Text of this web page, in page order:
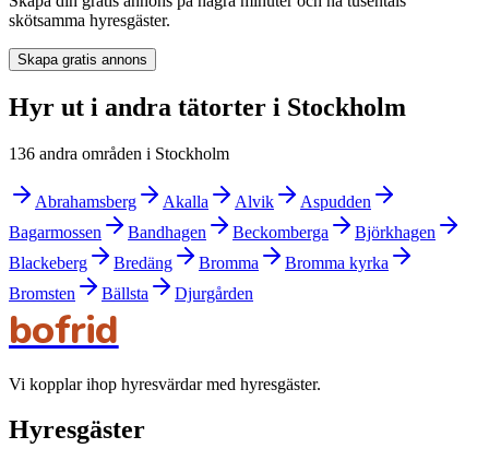
skötsamma hyresgäster.
Skapa gratis annons
Hyr ut i andra tätorter i Stockholm
136 andra områden i Stockholm
Abrahamsberg Akalla Alvik
Aspudden
Bagarmossen
Bandhagen Beckomberga
Björkhagen
Blackeberg
Bredäng Bromma
Bromma kyrka
Bromsten
Bällsta Djurgården
bofrid
Vi kopplar ihop hyresvärdar med hyresgäster.
Hyresgäster